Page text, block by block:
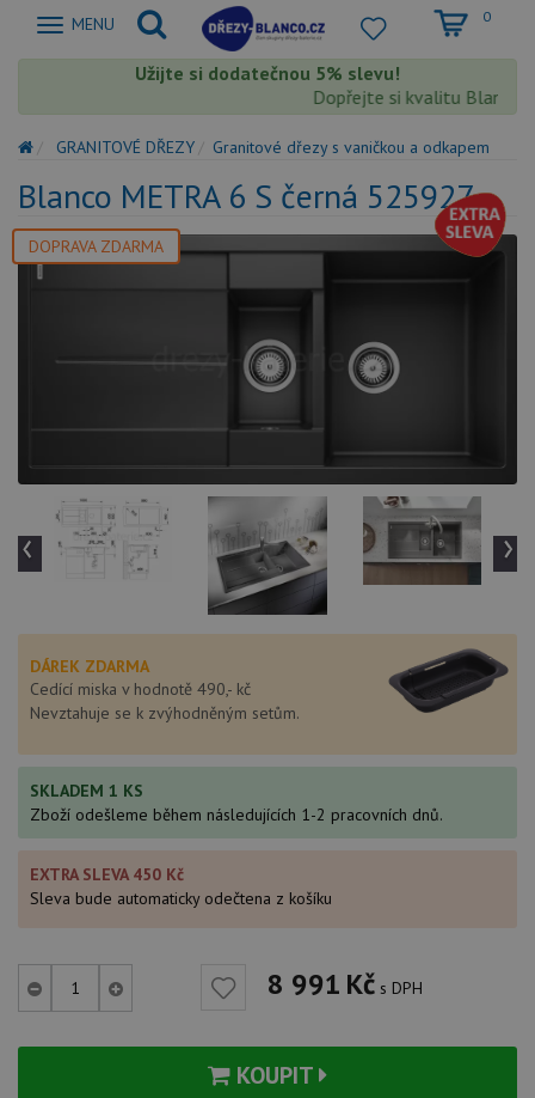
Zobrazit
MENU 0
Užijte si dodatečnou 5% slevu!
Dopřejte si kvalitu Blanco s
GRANITOVÉ DŘEZY Granitové dřezy s vaničkou a odkapem
Blanco METRA 6 S černá 525927
DOPRAVA ZDARMA
‹ ›
DÁREK ZDARMA
Cedící miska v hodnotě 490,- kč
Nevztahuje se k zvýhodněným setům.
SKLADEM 1 KS
Zboží odešleme během následujících 1-2 pracovních dnů.
EXTRA SLEVA 450 Kč
Sleva bude automaticky odečtena z košíku
8 991 Kč s DPH
KOUPIT